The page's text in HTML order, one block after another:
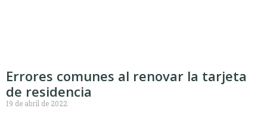
Errores comunes al renovar la tarjeta
de residencia
19 de abril de 2022